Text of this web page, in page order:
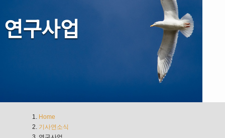
연구사업
Home
기사연소식